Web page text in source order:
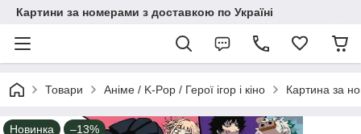
Картини за номерами з доставкою по Україні
Товари Аніме / K-Pop / Герої ігор і кіно Картина за
Новинка –13%